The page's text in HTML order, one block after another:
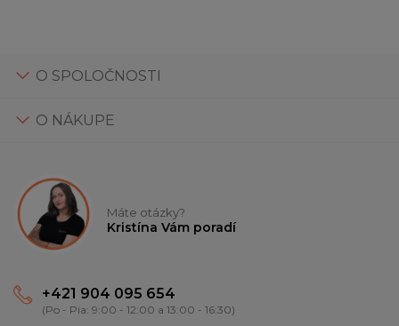
O SPOLOČNOSTI
O NÁKUPE
Máte otázky?
Kristína Vám poradí
+421 904 095 654
(Po - Pia: 9:00 - 12:00 a 13:00 - 16:30)